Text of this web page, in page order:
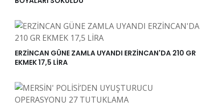
ERZİNCAN GÜNE ZAMLA UYANDI ERZİNCAN'DA 210 GR
EKMEK 17,5 LİRA